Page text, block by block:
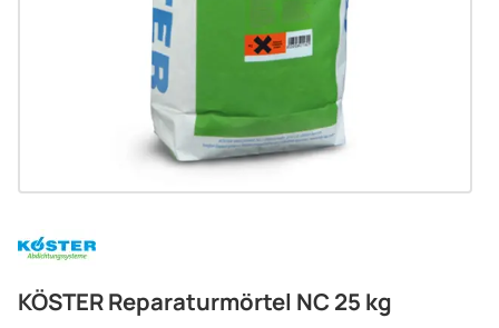
KÖSTER Reparaturmörtel NC 25 kg